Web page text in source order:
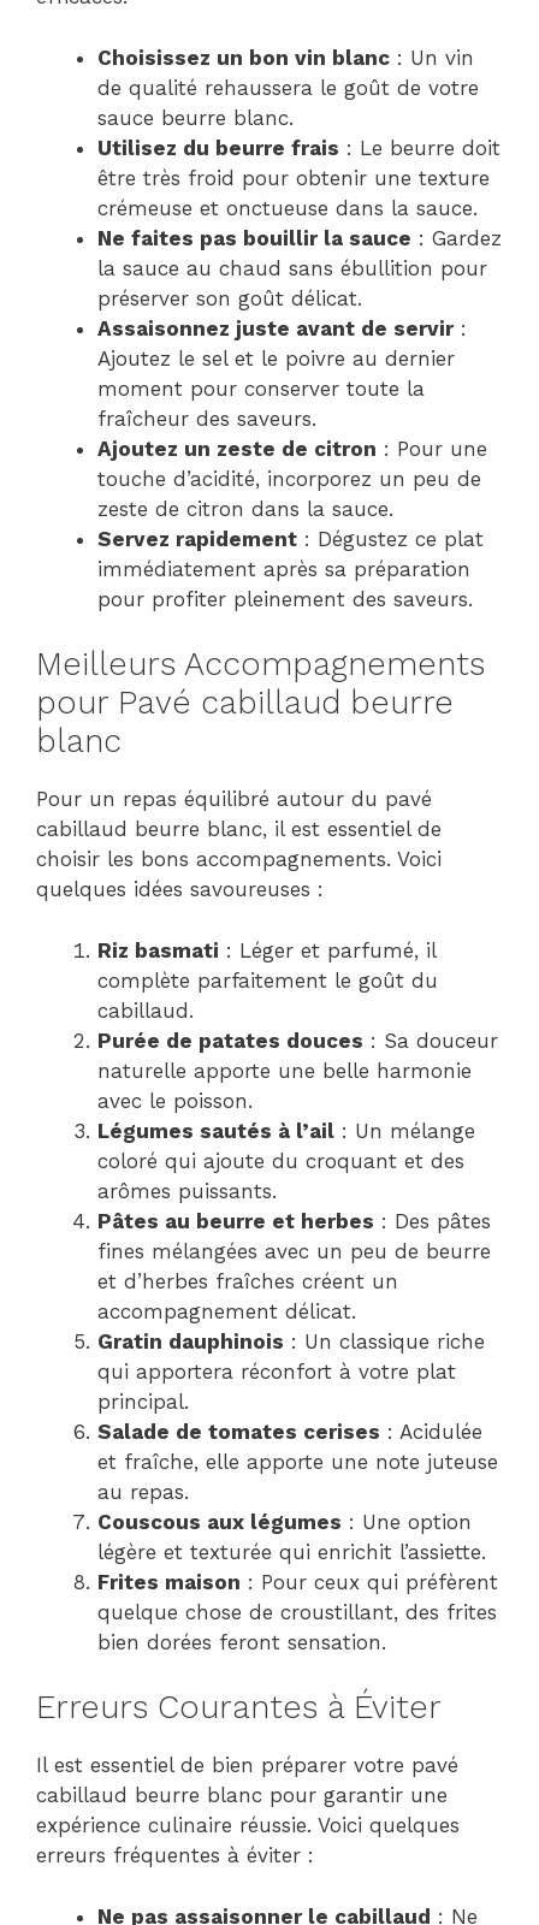
Choisissez un bon vin blanc : Un vin
de qualité rehaussera le goût de votre
sauce beurre blanc.
Utilisez du beurre frais : Le beurre doit
être très froid pour obtenir une texture
crémeuse et onctueuse dans la sauce.
Ne faites pas bouillir la sauce : Gardez
la sauce au chaud sans ébullition pour
préserver son goût délicat.
Assaisonnez juste avant de servir:
Ajoutez le sel et le poivre au dernier
moment pour conserver toute la
fraîcheur des saveurs.
Ajoutez un zeste de citron : Pour une
touche d’acidité, incorporez un peu de
zeste de citron dans la sauce.
Servez rapidement : Dégustez ce plat
immédiatement après sa préparation
pour profiter pleinement des saveurs.
Meilleurs Accompagnements
pour Pavé cabillaud beurre
blanc
Pour un repas équilibré autour du pavé
cabillaud beurre blanc, il est essentiel de
choisir les bons accompagnements. Voici
quelques idées savoureuses :
Riz basmati : Léger et parfumé, il
complète parfaitement le goût du
cabillaud.
Purée de patates douces : Sa douceur
naturelle apporte une belle harmonie
avec le poisson.
Légumes sautés à l’ail : Un mélange
coloré qui ajoute du croquant et des
arômes puissants.
Pâtes au beurre et herbes : Des pâtes
fines mélangées avec un peu de beurre
et d’herbes fraîches créent un
accompagnement délicat.
Gratin dauphinois : Un classique riche
qui apportera réconfort à votre plat
principal.
Salade de tomates cerises : Acidulée
et fraîche, elle apporte une note juteuse
au repas.
Couscous aux légumes : Une option
légère et texturée qui enrichit l’assiette.
Frites maison : Pour ceux qui préfèrent
quelque chose de croustillant, des frites
bien dorées feront sensation.
Erreurs Courantes à Éviter
Il est essentiel de bien préparer votre pavé
cabillaud beurre blanc pour garantir une
expérience culinaire réussie. Voici quelques
erreurs fréquentes à éviter :
Ne pas assaisonner le cabillaud : Ne